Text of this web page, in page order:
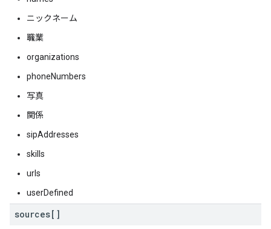
ニックネーム
職業
organizations
phoneNumbers
写真
関係
sipAddresses
skills
urls
userDefined
sources[]